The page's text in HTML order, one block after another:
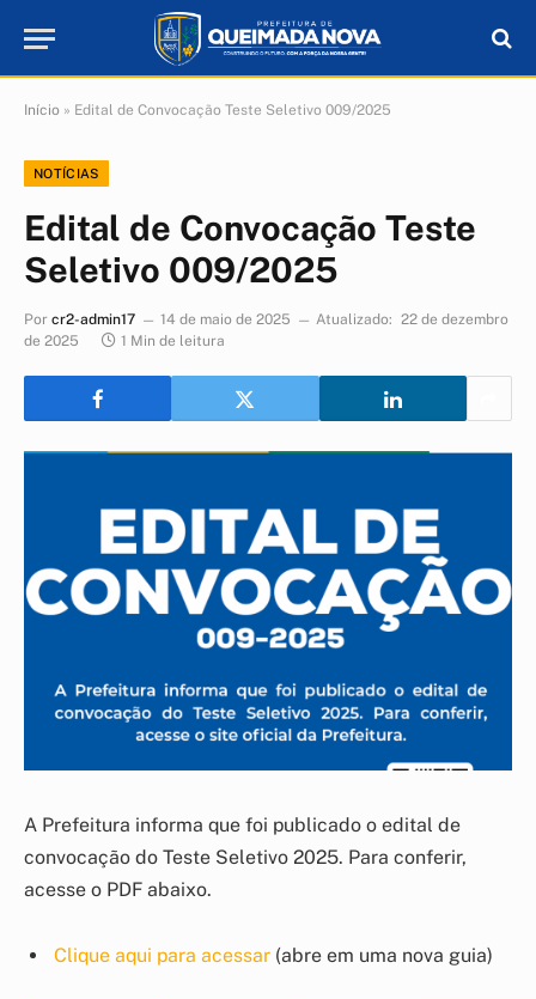
Início » Edital de Convocação Teste Seletivo 009/2025
NOTÍCIAS
Edital de Convocação Teste
Seletivo 009/2025
Por cr2-admin17 14 de maio de 2025 Atualizado: 22 de dezembro
de 2025
1 Min de leitura
A Prefeitura informa que foi publicado o edital de
convocação do Teste Seletivo 2025. Para conferir,
acesse o PDF abaixo.
Clique aqui para acessar (abre em uma nova guia)